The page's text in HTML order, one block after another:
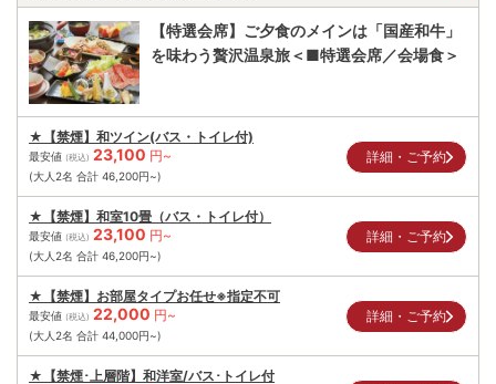
【特選会席】ご夕食のメインは「国産和牛」
を味わう贅沢温泉旅＜■特選会席／会場食＞
★【禁煙】和ツイン(バス・トイレ付)
最安値 (税込) 23,100 円~
(大人2名 合計 46,200円~)
詳細・ご予約
★【禁煙】和室10畳（バス・トイレ付）
最安値 (税込) 23,100 円~
(大人2名 合計 46,200円~)
詳細・ご予約
★【禁煙】お部屋タイプお任せ※指定不可
最安値 (税込) 22,000 円~
(大人2名 合計 44,000円~)
詳細・ご予約
★【禁煙･上層階】和洋室/バス･トイレ付